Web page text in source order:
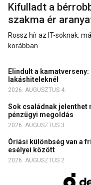
Kifulladt a
szakma ér
Rossz hír az IT-soknak:
korábban.
Elindult a
lakáshiteleknél
2026. AUGUSZTUS 4.
Sok családnak jelenthet
pénzügyi megoldás
2026. AUGUSZTUS 3.
Óriási különbség van a
esélyei között
2026. AUGUSZTUS 2.